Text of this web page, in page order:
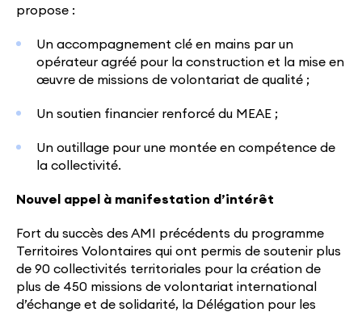
propose :
Un accompagnement clé en mains par un
opérateur agréé pour la construction et la mise en
œuvre de missions de volontariat de qualité ;
Un soutien financier renforcé du MEAE ;
Un outillage pour une montée en compétence de
la collectivité.
Nouvel appel à manifestation d’intérêt
Fort du succès des AMI précédents du programme
Territoires Volontaires qui ont permis de soutenir plus
de 90 collectivités territoriales pour la création de
plus de 450 missions de volontariat international
d’échange et de solidarité, la Délégation pour les